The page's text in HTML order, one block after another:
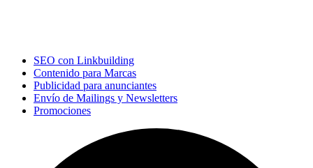
SEO con Linkbuilding
Contenido para Marcas
Publicidad para anunciantes
Envío de Mailings y Newsletters
Promociones